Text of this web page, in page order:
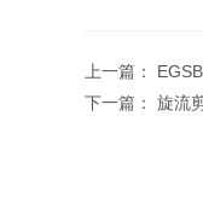
上一篇：
下一篇： 旋流